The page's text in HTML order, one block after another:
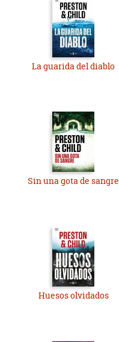
La guarida del diablo
Sin una gota de sangre
Huesos olvidados